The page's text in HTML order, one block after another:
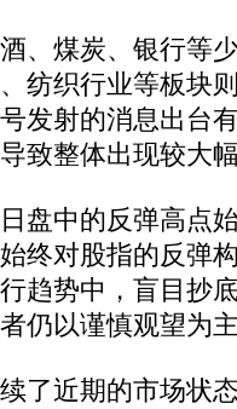
煤炭、银行等
纺织行业等板块
发射的消息出台
致整体出现较大
中的反弹高点
终对股指的反弹
趋势中，盲目抄
仍以谨慎观望为
近期的市场状